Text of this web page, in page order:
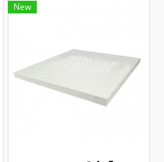
New